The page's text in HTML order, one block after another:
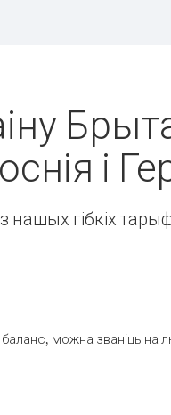
і
гібкіх
можна званіць на